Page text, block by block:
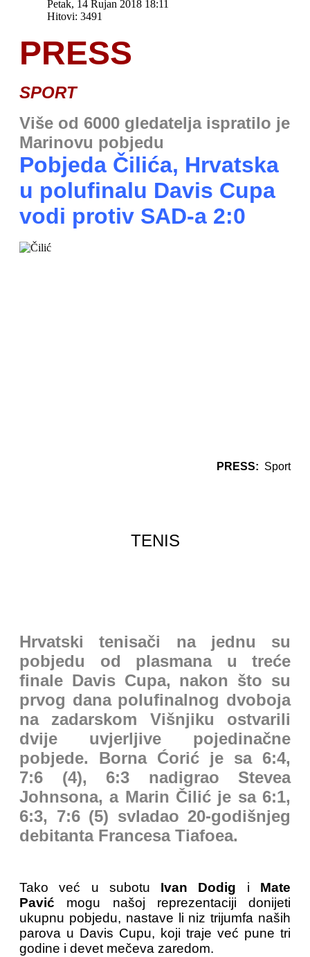
Petak, 14 Rujan 2018 18:11
Hitovi: 3491
PRESS
SPORT
Više od 6000 gledatelja ispratilo je
Marinovu pobjedu
Pobjeda Čilića, Hrvatska
u polufinalu Davis Cupa
vodi protiv SAD-a 2:0
PRESS: Sport
TENIS
Hrvatski tenisači na jednu su
pobjedu od plasmana u treće
finale Davis Cupa, nakon što su
prvog dana polufinalnog dvoboja
na zadarskom Višnjiku ostvarili
dvije uvjerljive pojedinačne
pobjede. Borna Ćorić je sa 6:4,
7:6 (4), 6:3 nadigrao Stevea
Johnsona, a Marin Čilić je sa 6:1,
6:3, 7:6 (5) svladao 20-godišnjeg
debitanta Francesa Tiafoea.
Tako već u subotu Ivan Dodig i Mate
Pavić mogu našoj reprezentaciji donijeti
ukupnu pobjedu, nastave li niz trijumfa naših
parova u Davis Cupu, koji traje već pune tri
godine i devet mečeva zaredom.